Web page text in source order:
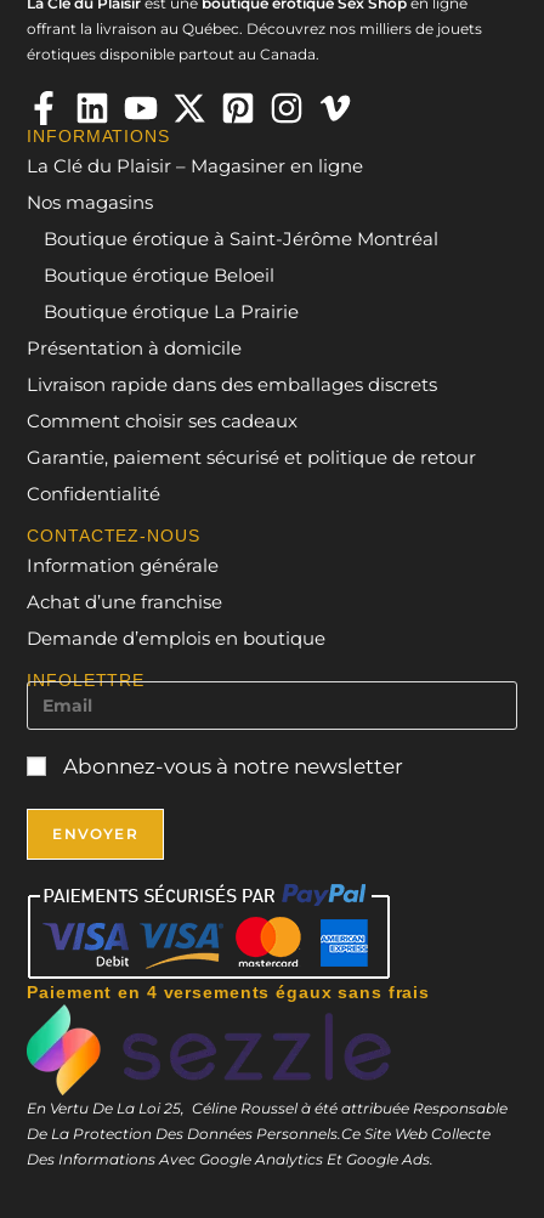
offrant la livraison au Québec. Découvrez nos milliers de jouets
érotiques disponible partout au Canada.
INFORMATIONS
La Clé du Plaisir – Magasiner en ligne
Nos magasins
Boutique érotique à Saint-Jérôme Montréal
Boutique érotique Beloeil
Boutique érotique La Prairie
Présentation à domicile
Livraison rapide dans des emballages discrets
Comment choisir ses cadeaux
Garantie, paiement sécurisé et politique de retour
Confidentialité
CONTACTEZ-NOUS
Information générale
Achat d’une franchise
Demande d’emplois en boutique
INFOLETTRE
Abonnez-vous à notre newsletter
Paiement en 4 versements égaux sans frais
En Vertu De La Loi 25, Céline Roussel à été attribuée Responsable
De La Protection Des Données Personnels.Ce Site Web Collecte
Des Informations Avec Google Analytics Et Google Ads.